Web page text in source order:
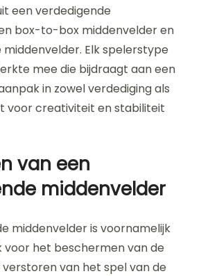
een verdedigende
box-to-box middenvelder en
Elk spelerstype
mee die bijdraagt aan een
in zowel verdediging als
voor creativiteit en stabiliteit
van een
middenvelder
middenvelder is voornamelijk
het beschermen van de
van het spel van de